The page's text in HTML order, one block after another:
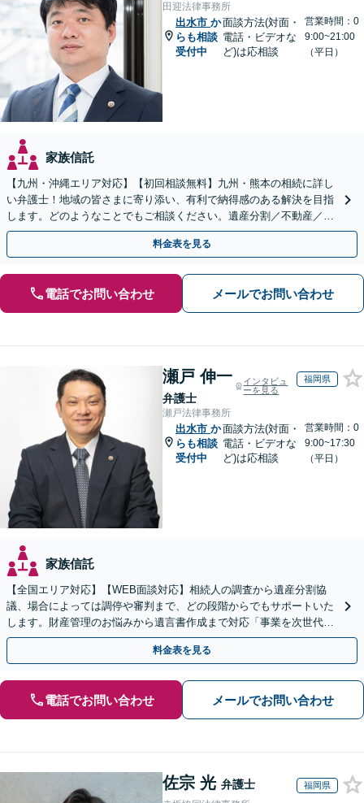
田迎法律事務所
出水市 か
らも相談
受付中
面談方法(対面・
電話・ビデオな
ど)は応相談
営業時間：0
9:00~21:00
（平日）
家族信託
【九州・沖縄エリア対応】【初回相談無料】九州・熊本の相続に詳し
い弁護士！地域の皆さまに寄り添い、有利で納得感のある解決を目指
します。どのようなことでもご相談ください。遺産分割／不動産／遺
言書／使い込み／寄与分／遺留分／相続放棄【完全個室】
料金表を見る
電話でお問い合わせ メールでお問い合わせ
瀬戸 伸一
弁護士
インタビュ
ーを見る
福岡県
瀬戸法律事務所
出水市 か
らも相談
受付中
面談方法(対面・
電話・ビデオな
ど)は応相談
営業時間：0
9:00~17:30
（平日）
家族信託
【全国エリア対応】【WEB面談対応】相続人の調査から遺産分割協
議、場合によっては調停や審判まで、どの段階からでもサポートいた
します。財産管理のお悩みから遺言書作成まで対応「事業を次世代に
引き継ぐ安心の事業承継をサポート」【完全個室相談】
料金表を見る
電話でお問い合わせ メールでお問い合わせ
佐宗 光 弁護士 福岡県